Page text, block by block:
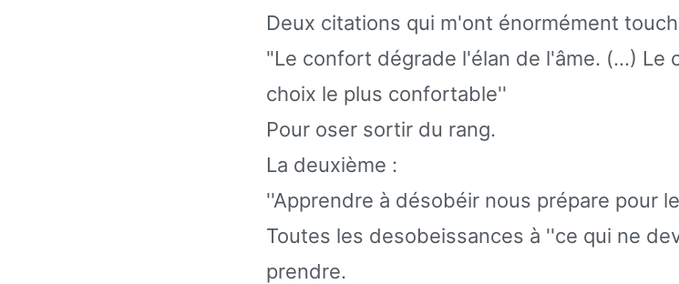
Deux citations qui m'ont énormément
"Le confort dégrade l'élan de l'âme. (…) Le
choix le plus confortable''
Pour oser sortir du rang.
La deuxième :
''Apprendre à désobéir nous prépare pour
Toutes les desobeissances à ''ce qui ne
prendre.